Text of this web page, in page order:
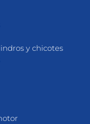
y chicotes